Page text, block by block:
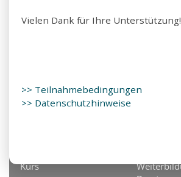
Vielen Dank für Ihre Unterstützung!
>> Teilnahmebedingungen
>> Datenschutzhinweise